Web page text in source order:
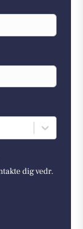
dig vedr.